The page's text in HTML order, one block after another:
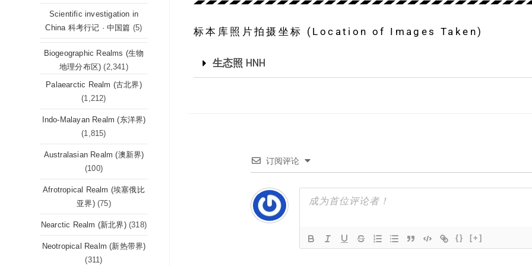
标本库照片拍摄坐标 (Location of Images Taken)
生态照 HNH
订阅评论
{} [+]
Scientific investigation in
China 科考行记 · 中国篇 (5)
Biogeographic Realms (生物
地理分布区) (2,341)
Palaearctic Realm (古北界)
(1,212)
Indo-Malayan Realm (东洋界)
(1,815)
Australasian Realm (澳新界)
(100)
Afrotropical Realm (埃塞俄比
亚界) (75)
Nearctic Realm (新北界) (318)
Neotropical Realm (新热带界)
(311)